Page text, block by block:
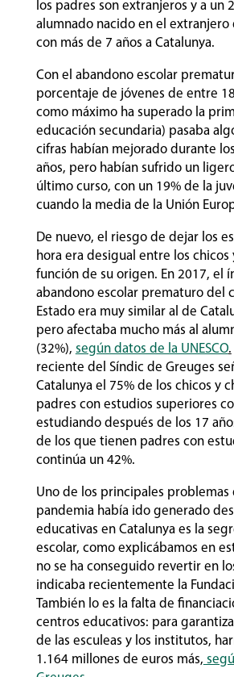
los padres son extranjeros y a un
alumnado nacido en el extranjero
con más de 7 años a Catalunya.
Con el abandono escolar
porcentaje de jóvenes de entre
como máximo ha superado la
educación secundaria) pasaba
cifras habían mejorado durante
años, pero habían sufrido un
último curso, con un 19% de la
cuando la media de la Unión
De nuevo, el riesgo de dejar los
hora era desigual entre los chicos
función de su origen. En 2017, el
abandono escolar prematuro del
Estado era muy similar al de
pero afectaba mucho más al
(32%), según datos de la UNESCO.
reciente del Síndic de Greuges
Catalunya el 75% de los chicos y
padres con estudios superiores
estudiando después de los 17
de los que tienen padres con
continúa un 42%.
Uno de los principales problemas
pandemia había ido generado
educativas en Catalunya es la
escolar, como explicábamos en
no se ha conseguido revertir en
indicaba recientemente la
También lo es la falta de
centros educativos: para
de las esculeas y los institutos,
1.164 millones de euros más,